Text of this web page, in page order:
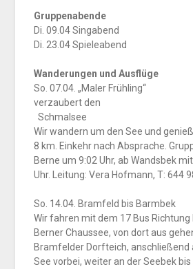
Gruppenabende
Di. 09.04 Singabend
Di. 23.04 Spieleabend
Wanderungen und Ausflüge
So. 07.04. „Maler Frühling“
verzaubert den
Schmalsee
Wir wandern um den See und
8 km. Einkehr nach Absprache.
Berne um 9:02 Uhr, ab Wandsbek
Uhr. Leitung: Vera Hofmann, T: 644
So. 14.04. Bramfeld bis Barmbek
Wir fahren mit dem 17 Bus
Berner Chaussee, von dort aus
Bramfelder Dorfteich, anschließend
See vorbei, weiter an der Seebek